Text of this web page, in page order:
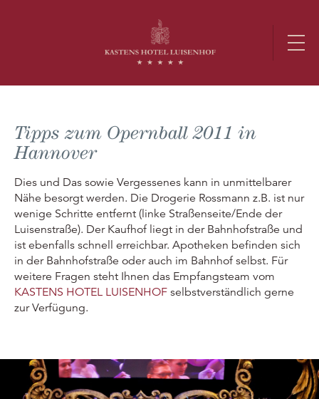
Tipps zum Opernball 2011 in
Hannover
Dies und Das sowie Vergessenes kann in unmittelbarer
Nähe besorgt werden. Die Drogerie Rossmann z.B. ist nur
wenige Schritte entfernt (linke Straßenseite/Ende der
Luisenstraße). Der Kaufhof liegt in der Bahnhofstraße und
ist ebenfalls schnell erreichbar. Apotheken befinden sich
in der Bahnhofstraße oder auch im Bahnhof selbst. Für
weitere Fragen steht Ihnen das Empfangsteam vom
KASTENS HOTEL LUISENHOF selbstverständlich gerne
zur Verfügung.